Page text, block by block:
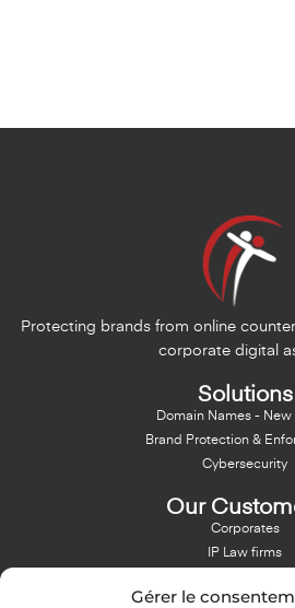
Gérer le
Protecting brands from online
corporate digital
Solutions
Domain Names - New
Brand Protection &
Cybersecurity
Our
Corporates
IP Law firms